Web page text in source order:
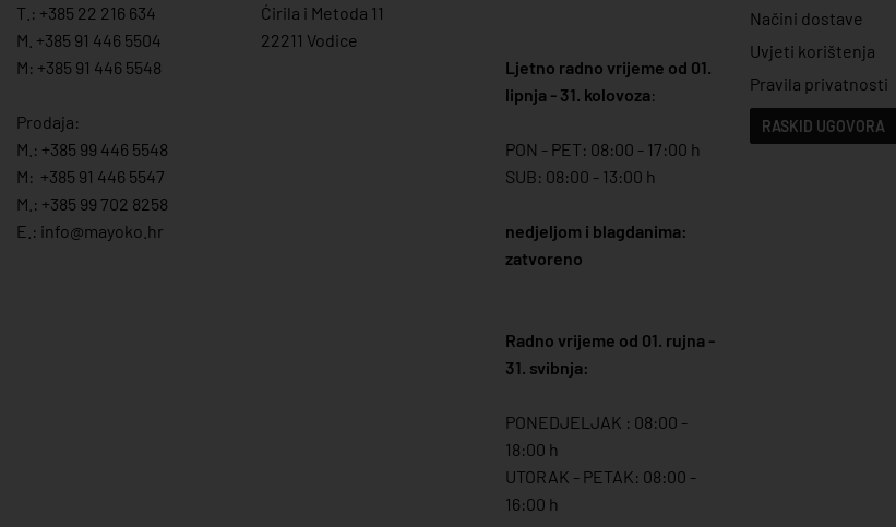
T.: +385 22 216 634
M. +385 91 446 5504
M: +385 91 446 5548
Prodaja:
M.: +385 99 446 5548
M: +385 91 446 5547
M.: +385 99 702 8258
E.: info@mayoko. hr
Ćirila i Metoda 11
22211 Vodice
Ljetno radno vrijeme od 01.
lipnja - 31. kolovoza:
PON - PET: 08:00 - 17:00 h
SUB: 08:00 - 13:00 h
nedjeljom i blagdanima:
zatvoreno
Radno vrijeme od 01. rujna -
31. svibnja:
PONEDJELJAK : 08:00 -
18:00 h
UTORAK - PETAK: 08:00 -
16:00 h
Načini dostave
Uvjeti korištenja
Pravila privatnosti
RASKID UGOVORA